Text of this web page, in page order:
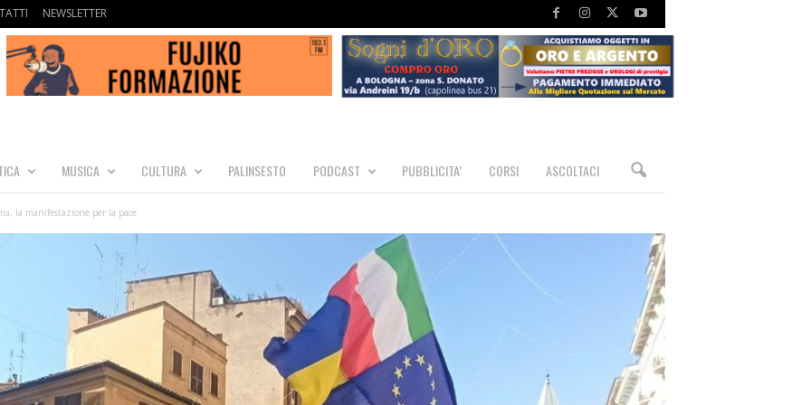
NEWSLETTER
MUSICA CULTURA PALINSESTO PODCAST PUBBLICITA’ CORSI ASCOLTACI
la manifestazione per la pace